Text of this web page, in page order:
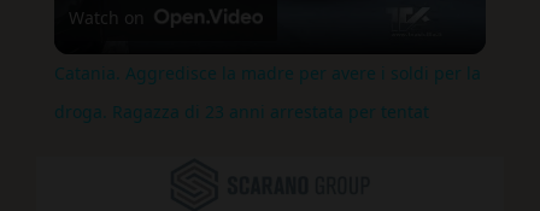
Watch on
Catania. Aggredisce la madre per avere i soldi per la
droga. Ragazza di 23 anni arrestata per tentat